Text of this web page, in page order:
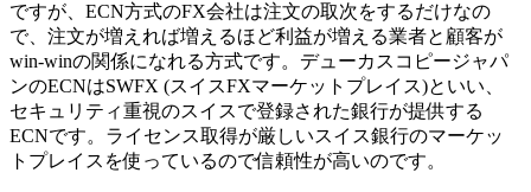
ですが、ECN方式のFX会社は注文の取次をするだけなの
で、注文が増えれば増えるほど利益が増える業者と顧客が
win-winの関係になれる方式です。デューカスコピージャパ
ンのECNはSWFX (スイスFXマーケットプレイス)といい、
セキュリティ重視のスイスで登録された銀行が提供する
ECNです。ライセンス取得が厳しいスイス銀行のマーケッ
トプレイスを使っているので信頼性が高いのです。